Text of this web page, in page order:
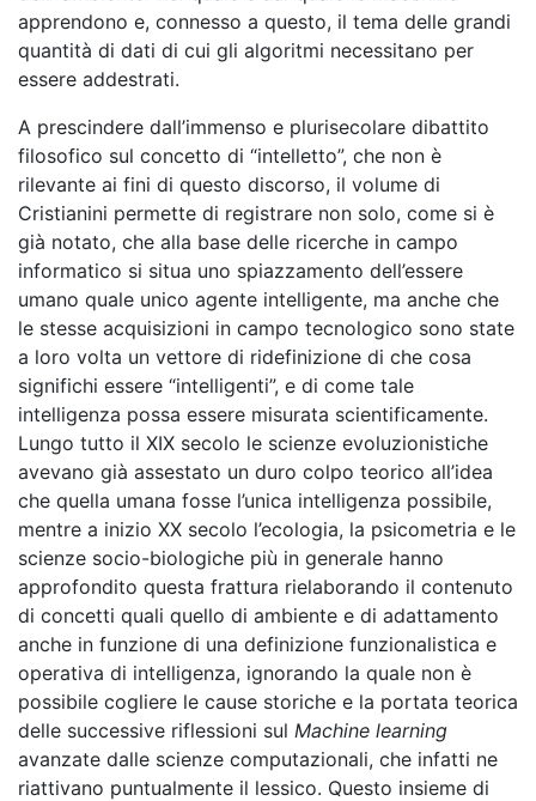
apprendono e, connesso a questo, il tema delle grandi
quantità di dati di cui gli algoritmi necessitano per
essere addestrati.
A prescindere dall’immenso e plurisecolare dibattito
filosofico sul concetto di “intelletto”, che non è
rilevante ai fini di questo discorso, il volume di
Cristianini permette di registrare non solo, come si è
già notato, che alla base delle ricerche in campo
informatico si situa uno spiazzamento dell’essere
umano quale unico agente intelligente, ma anche che
le stesse acquisizioni in campo tecnologico sono state
a loro volta un vettore di ridefinizione di che cosa
significhi essere “intelligenti”, e di come tale
intelligenza possa essere misurata scientificamente.
Lungo tutto il XIX secolo le scienze evoluzionistiche
avevano già assestato un duro colpo teorico all’idea
che quella umana fosse l’unica intelligenza possibile,
mentre a inizio XX secolo l’ecologia, la psicometria e le
scienze socio-biologiche più in generale hanno
approfondito questa frattura rielaborando il contenuto
di concetti quali quello di ambiente e di adattamento
anche in funzione di una definizione funzionalistica e
operativa di intelligenza, ignorando la quale non è
possibile cogliere le cause storiche e la portata teorica
delle successive riflessioni sul Machine learning
avanzate dalle scienze computazionali, che infatti ne
riattivano puntualmente il lessico. Questo insieme di